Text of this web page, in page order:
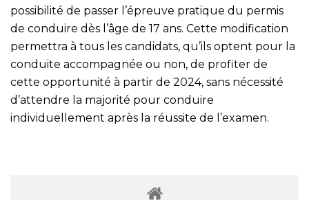
possibilité de passer l’épreuve pratique du permis
de conduire dès l’âge de 17 ans. Cette modification
permettra à tous les candidats, qu’ils optent pour la
conduite accompagnée ou non, de profiter de
cette opportunité à partir de 2024, sans nécessité
d’attendre la majorité pour conduire
individuellement après la réussite de l’examen.